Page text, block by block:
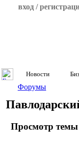
вход /
Новости
Форумы
Просмотр